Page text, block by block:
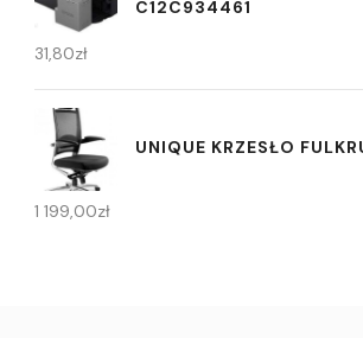
C12C934461
31,80zł
UNIQUE KRZESŁO
1 199,00zł